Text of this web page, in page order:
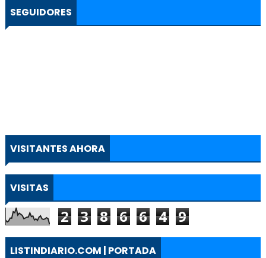
SEGUIDORES
VISITANTES AHORA
VISITAS
2 3 8 6 6 4 9
LISTINDIARIO.COM | PORTADA